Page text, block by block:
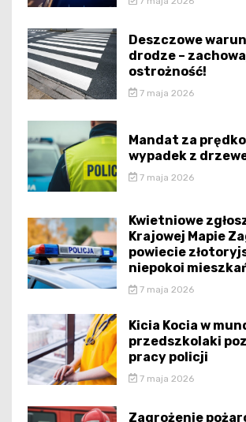
Deszczowe
drodze –
ostrożność!
7 maja 2026
Mandat za
wypadek z
7 maja 2026
Kwietniowe
Krajowej Mapie
powiecie
niepokoi
7 maja 2026
Kicia Kocia w
przedszkolaki
pracy policji
7 maja 2026
Zagrożenie